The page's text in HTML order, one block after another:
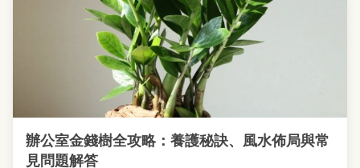
辦公室金錢樹全攻略：養護秘訣、風水佈局與常
見問題解答